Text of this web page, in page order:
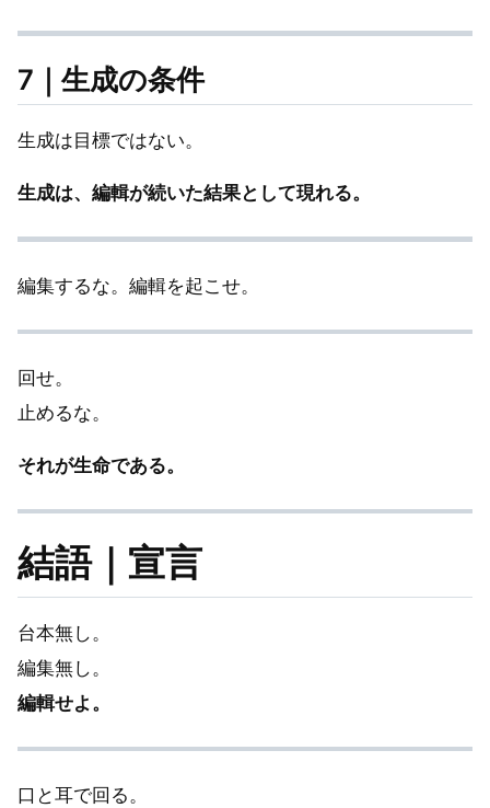
7｜生成の条件
生成は目標ではない。
生成は、編輯が続いた結果として現れる。
編集するな。編輯を起こせ。
回せ。
止めるな。
それが生命である。
結語｜宣言
台本無し。
編集無し。
編輯せよ。
口と耳で回る。